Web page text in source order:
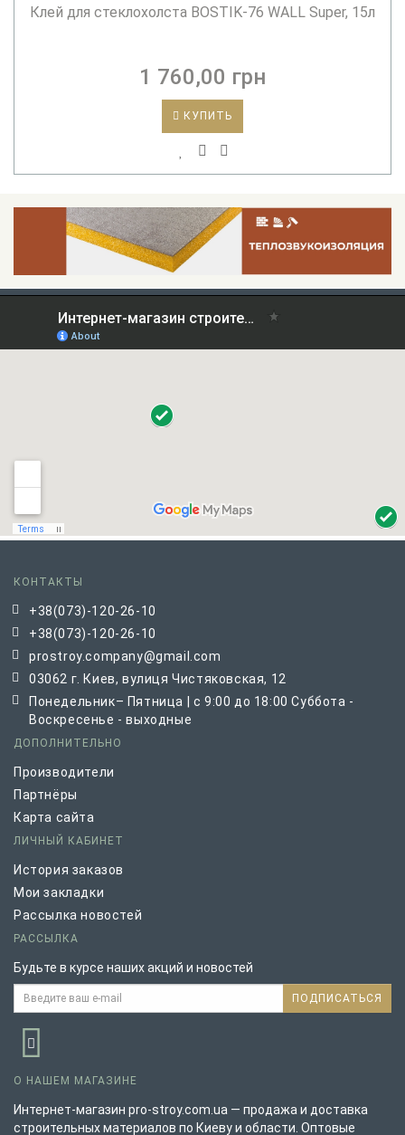
Клей для стеклохолста BOSTIK-76 WALL Super, 15л
1 760,00 грн
КУПИТЬ
КОНТАКТЫ
+38(073)-120-26-10
+38(073)-120-26-10
prostroy.company@gmail.com
03062 г. Киев, вулиця Чистяковская, 12
Понедельник– Пятница | с 9:00 до 18:00 Суббота -
Воскресенье - выходные
ДОПОЛНИТЕЛЬНО
Производители
Партнёры
Карта сайта
ЛИЧНЫЙ КАБИНЕТ
История заказов
Мои закладки
Рассылка новостей
РАССЫЛКА
Будьте в курсе наших акций и новостей
ПОДПИСАТЬСЯ
О НАШЕМ МАГАЗИНЕ
Интернет-магазин pro-stroy.com.ua — продажа и доставка
строительных материалов по Киеву и области. Оптовые